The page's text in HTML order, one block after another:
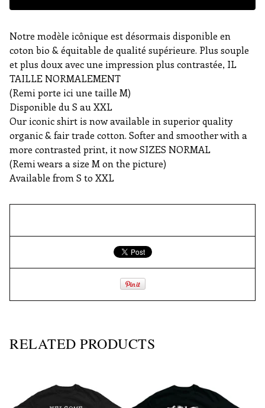
Notre modèle icônique est désormais disponible en
coton bio & équitable de qualité supérieure. Plus souple
et plus doux avec une impression plus contrastée, IL
TAILLE NORMALEMENT
(Remi porte ici une taille M)
Disponible du S au XXL
Our iconic shirt is now available in superior quality
organic & fair trade cotton. Softer and smoother with a
more contrasted print, it now SIZES NORMAL
(Remi wears a size M on the picture)
Available from S to XXL
RELATED PRODUCTS